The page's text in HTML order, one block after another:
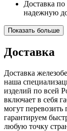
Доставка
надежную
Показать больше
Доставка
Доставка
наша
изделий по всей
включает в себя
могут
гарантируем
любую точку